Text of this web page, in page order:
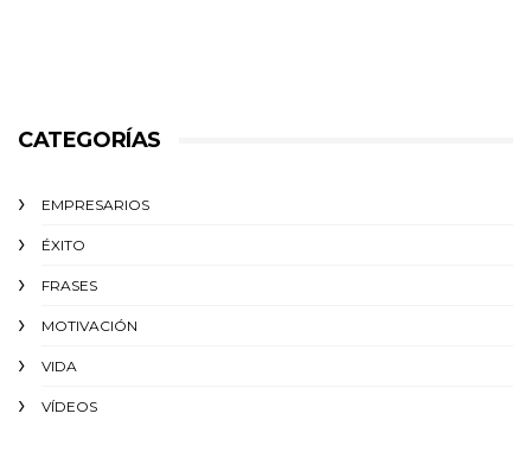
CATEGORÍAS
EMPRESARIOS
ÉXITO‬
FRASES
MOTIVACIÓN
VIDA
VÍDEOS